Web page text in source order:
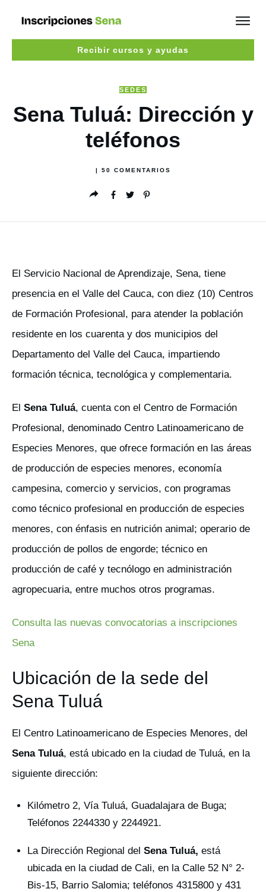
Recibir cursos y ayudas
SEDES
Sena Tuluá: Dirección y
teléfonos
50 COMENTARIOS
El Servicio Nacional de Aprendizaje, Sena, tiene
presencia en el Valle del Cauca, con diez (10) Centros
de Formación Profesional, para atender la población
residente en los cuarenta y dos municipios del
Departamento del Valle del Cauca, impartiendo
formación técnica, tecnológica y complementaria.
El Sena Tuluá, cuenta con el Centro de Formación
Profesional, denominado Centro Latinoamericano de
Especies Menores, que ofrece formación en las áreas
de producción de especies menores, economía
campesina, comercio y servicios, con programas
como técnico profesional en producción de especies
menores, con énfasis en nutrición animal; operario de
producción de pollos de engorde; técnico en
producción de café y tecnólogo en administración
agropecuaria, entre muchos otros programas.
Consulta las nuevas convocatorias a inscripciones
Sena
Ubicación de la sede del
Sena Tuluá
El Centro Latinoamericano de Especies Menores, del
Sena Tuluá, está ubicado en la ciudad de Tuluá, en la
siguiente dirección:
Kilómetro 2, Vía Tuluá, Guadalajara de Buga;
Teléfonos 2244330 y 2244921.
La Dirección Regional del Sena Tuluá, está
ubicada en la ciudad de Cali, en la Calle 52 N° 2-
Bis-15, Barrio Salomia; teléfonos​ 4315800 y 431